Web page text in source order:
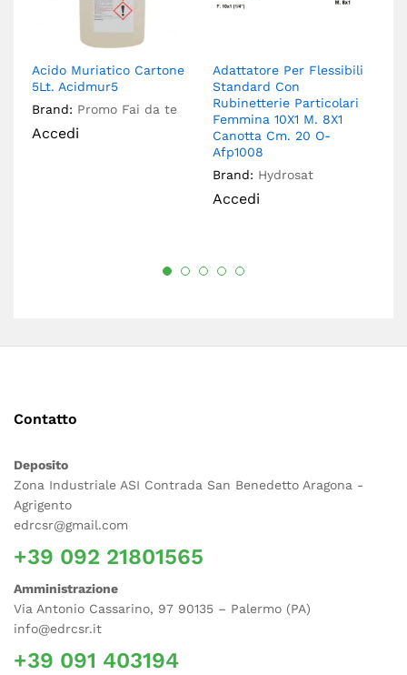
Acido Muriatico Cartone
5Lt. Acidmur5
Brand: Promo Fai da te
Accedi
Adattatore Per Flessibili
Standard Con
Rubinetterie Particolari
Femmina 10X1 M. 8X1
Canotta Cm. 20 O-
Afp1008
Brand: Hydrosat
Accedi
Contatto
Deposito
Zona Industriale ASI Contrada San Benedetto Aragona -
Agrigento
edrcsr@gmail.com
+39 092 21801565
Amministrazione
Via Antonio Cassarino, 97 90135 – Palermo (PA)
info@edrcsr.it
+39 091 403194